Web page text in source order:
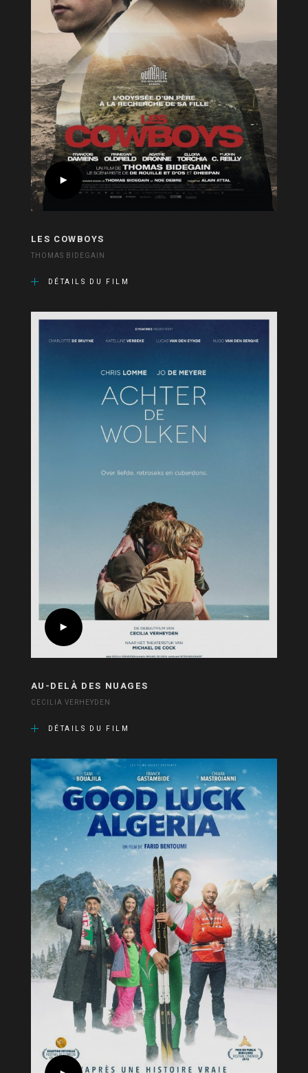
LES COWBOYS
THOMAS BIDEGAIN
DÉTAILS DU FILM
AU-DELÀ DES NUAGES
CECILIA VERHEYDEN
DÉTAILS DU FILM